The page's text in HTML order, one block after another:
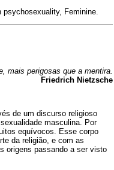
Feminine.
mais perigosas que a mentira.
Friedrich Nietzsche
de um discurso religioso
masculina. Por
equívocos. Esse corpo
da religião, e com as
origens passando a ser visto